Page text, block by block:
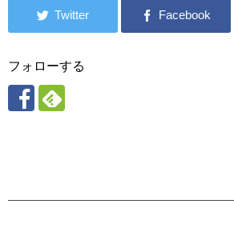
フォローする